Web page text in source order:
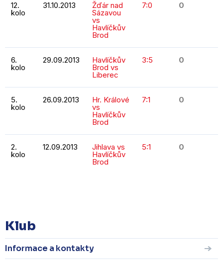
12.
kolo
31.10.2013 Žďár nad
Sázavou
vs
Havlíčkův
Brod
7:0 0
6.
kolo
29.09.2013 Havlíčkův
Brod vs
Liberec
3:5 0
5.
kolo
26.09.2013 Hr. Králové
vs
Havlíčkův
Brod
7:1 0
2.
kolo
12.09.2013 Jihlava vs
Havlíčkův
Brod
5:1 0
Klub
Informace a kontakty